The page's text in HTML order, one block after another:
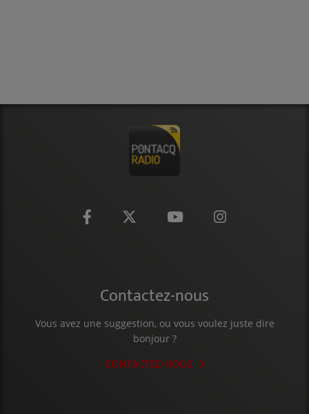
Contactez-nous
Vous avez une suggestion, ou vous voulez juste dire
bonjour ?
CONTACTEZ-NOUS